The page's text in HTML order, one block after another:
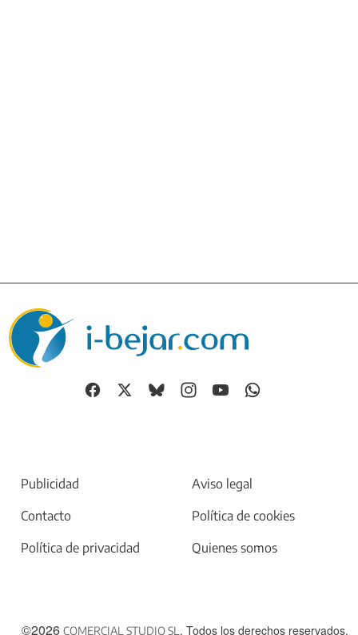
Publicidad
Aviso legal
Contacto
Política de cookies
Política de privacidad
Quienes somos
©2026 COMERCIAL STUDIO SL . Todos los derechos reservados.